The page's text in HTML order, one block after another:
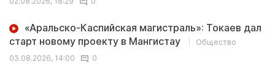
«Аральско-Каспийская магистраль»: Токаев дал
старт новому проекту в Мангистау
Общество
03.08.2026, 14:00
0